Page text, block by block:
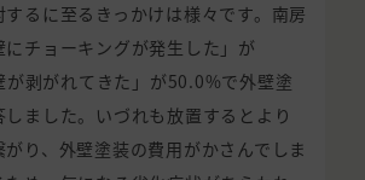
るに至るきっかけは様々です。南房
チョーキングが発生した」が
剥がれてきた」が50.0%で外壁塗
ました。いづれも放置するとより
り、外壁塗装の費用がかさんでしま